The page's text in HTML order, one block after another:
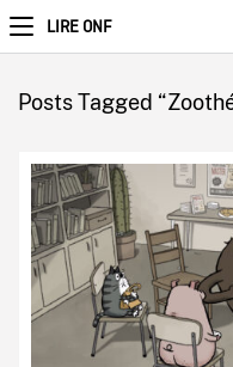
LIRE ONF
Posts Tagged